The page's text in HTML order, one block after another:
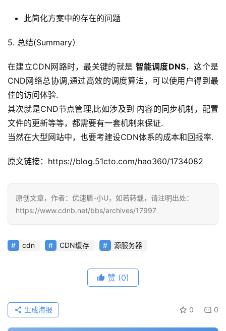
此简化方案中的存在的问题
5. 总结(Summary）
在建立CDN网路时，最关键的就是 智能调度DNS，这个是
CND网络总协调,通过高效的调度算法，可以使用户得到最
佳的访问体验.
其次就是CND节点管理,比如涉及到 内容的同步机制，配置
文件的更新等等，都需要有一套机制来保证.
当然在大型网站中，也要考建设CDN体系的成本和回报率.
原文链接：https://blog.51cto.com/hao360/1734082
原创文章，作者：优速盾-小U，如若转载，请注明出处：
https://www.cdnb.net/bbs/archives/17997
cdn CDN缓存 源服务器
赞 (0)
0 0
生成海报